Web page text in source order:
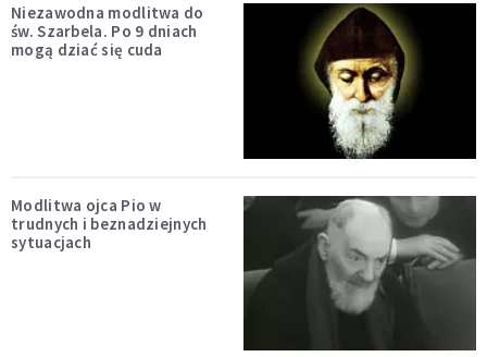
Niezawodna modlitwa do
św. Szarbela. Po 9 dniach
mogą dziać się cuda
Modlitwa ojca Pio w
trudnych i beznadziejnych
sytuacjach